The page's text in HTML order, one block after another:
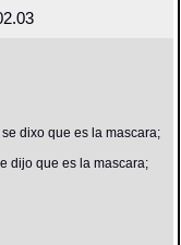
dixo que es la mascara;
dijo que es la mascara;